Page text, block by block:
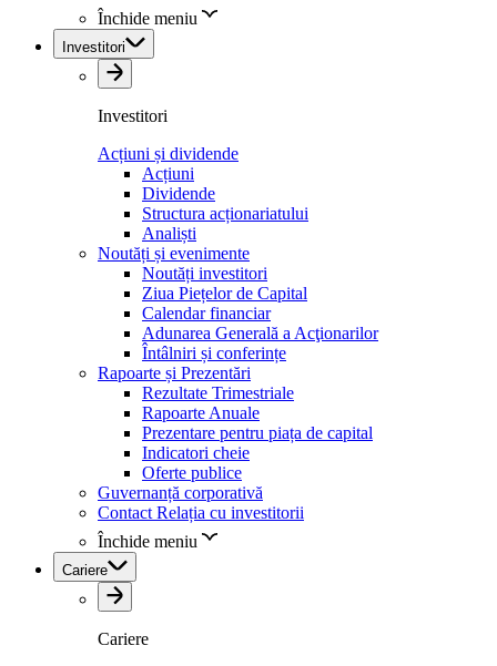
Închide meniu
Investitori
Investitori
Acțiuni și dividende
Acțiuni
Dividende
Structura acționariatului
Analiști
Noutăți și evenimente
Noutăți investitori
Ziua Piețelor de Capital
Calendar financiar
Adunarea Generală a Acţionarilor
Întâlniri și conferințe
Rapoarte și Prezentări
Rezultate Trimestriale
Rapoarte Anuale
Prezentare pentru piața de capital
Indicatori cheie
Oferte publice
Guvernanță corporativă
Contact Relația cu investitorii
Închide meniu
Cariere
Cariere